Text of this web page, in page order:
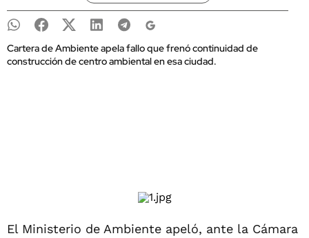
Cartera de Ambiente apela fallo que frenó continuidad de
construcción de centro ambiental en esa ciudad.
El Ministerio de Ambiente apeló, ante la Cámara